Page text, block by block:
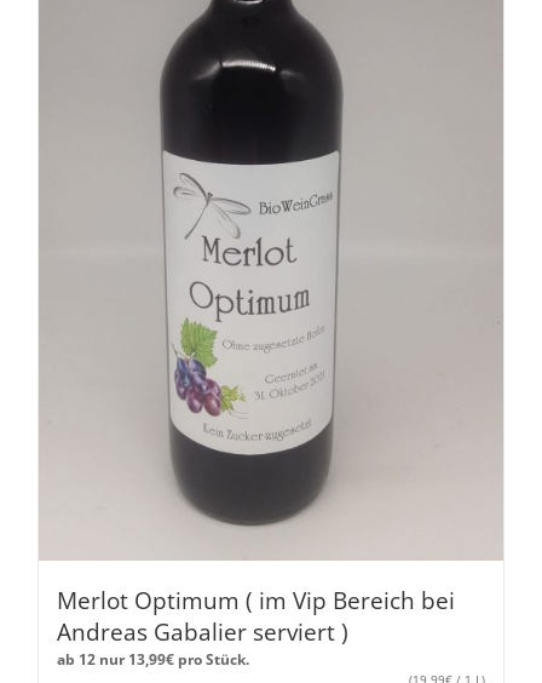
Merlot Optimum ( im Vip Bereich bei
Andreas Gabalier serviert )
ab 12 nur 13,99€ pro Stück.
(19,99€/ 1 L)